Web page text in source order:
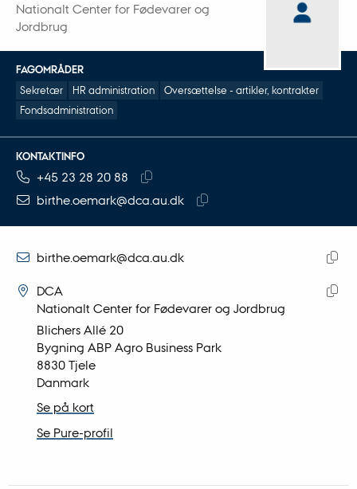
Nationalt Center for Fødevarer og
Jordbrug
FAGOMRÅDER
Sekretær
HR administration
Oversættelse - artikler, kontrakter
Fondsadministration
KONTAKTINFO
TELEFONNUMMER
+45 23 28 20 88
Kopier
MAILADRESSE
birthe.oemark@dca.au.dk
MAILADRESSE
birthe.oemark@dca.au.dk
Birthe Ømark Jensen
DCA
Nationalt Center for Fødevarer og Jordbrug
Blichers Allé 20
Bygning ABP Agro Business Park
8830 Tjele
Danmark
Se på kort
Se Pure-profil